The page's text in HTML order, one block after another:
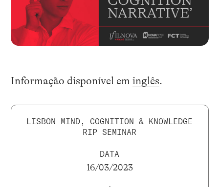
Informação disponível em inglês.
LISBON MIND, COGNITION & KNOWLEDGE
RIP SEMINAR
DATA
16/03/2023